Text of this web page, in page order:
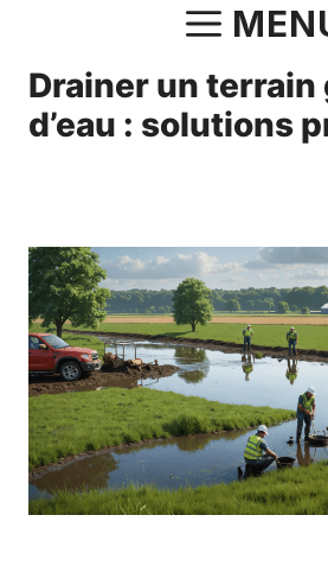
contenu
Drainer un terrain
d’eau : solutions